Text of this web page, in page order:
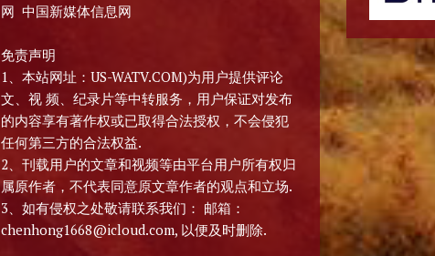
网 中国新媒体信息网
免责声明
1、本站网址：US-WATV.COM)为用户提供评论
文、视 频、纪录片等中转服务，用户保证对发布
的内容享有著作权或已取得合法授权，不会侵犯
任何第三方的合法权益.
2、刊载用户的文章和视频等由平台用户所有权归
属原作者，不代表同意原文章作者的观点和立场.
3、如有侵权之处敬请联系我们： 邮箱：
chenhong1668@icloud.com, 以便及时删除.